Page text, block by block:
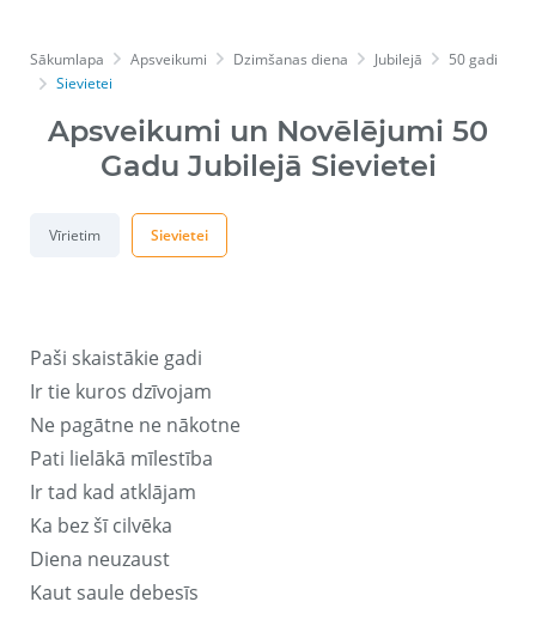
Sākumlapa Apsveikumi Dzimšanas diena Jubilejā
50 gadi
Sievietei
Apsveikumi un Novēlējumi 50
Gadu Jubilejā Sievietei
Vīrietim Sievietei
Paši skaistākie gadi
Ir tie kuros dzīvojam
Ne pagātne ne nākotne
Pati lielākā mīlestība
Ir tad kad atklājam
Ka bez šī cilvēka
Diena neuzaust
Kaut saule debesīs